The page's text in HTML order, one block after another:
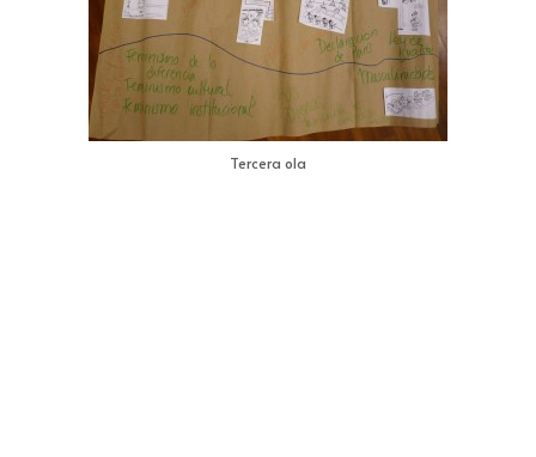
Tercera ola